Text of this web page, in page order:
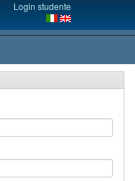
Login studente